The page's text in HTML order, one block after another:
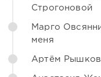
Строгоновой
Марго
меня
Артём